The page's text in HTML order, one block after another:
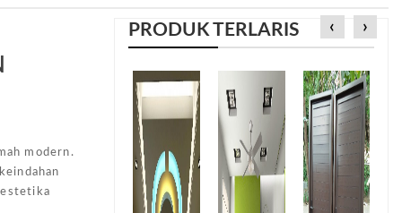
modern.
estetika
PRODUK TERLARIS ‹ ›